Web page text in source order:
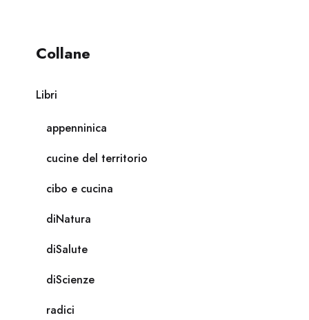
Collane
Libri
appenninica
cucine del territorio
cibo e cucina
diNatura
diSalute
diScienze
radici